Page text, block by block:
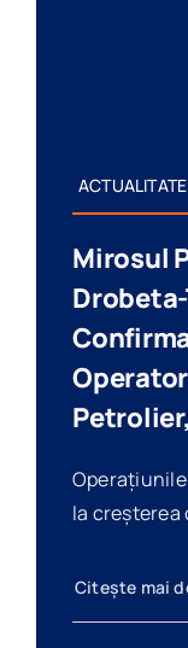
ACTUALITATE
Mirosul
la
Citește mai